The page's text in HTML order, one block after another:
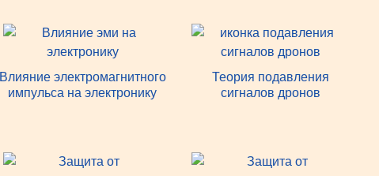
Влияние электромагнитного
импульса на электронику
Теория подавления
сигналов дронов